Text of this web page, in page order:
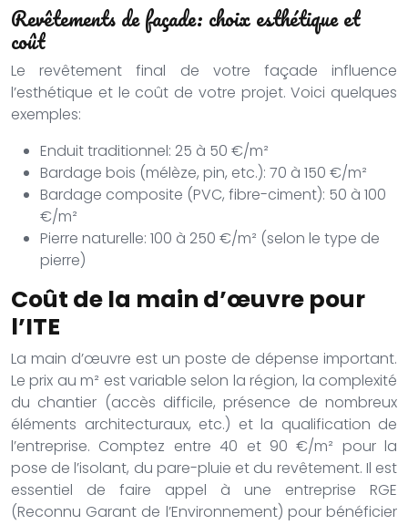
Revêtements de façade: choix esthétique et
coût
Le revêtement final de votre façade influence
l’esthétique et le coût de votre projet. Voici quelques
exemples:
Enduit traditionnel: 25 à 50 €/m²
Bardage bois (mélèze, pin, etc.): 70 à 150 €/m²
Bardage composite (PVC, fibre-ciment): 50 à 100
€/m²
Pierre naturelle: 100 à 250 €/m² (selon le type de
pierre)
Coût de la main d’œuvre pour
l’ITE
La main d’œuvre est un poste de dépense important.
Le prix au m² est variable selon la région, la complexité
du chantier (accès difficile, présence de nombreux
éléments architecturaux, etc.) et la qualification de
l’entreprise. Comptez entre 40 et 90 €/m² pour la
pose de l’isolant, du pare-pluie et du revêtement. Il est
essentiel de faire appel à une entreprise RGE
(Reconnu Garant de l’Environnement) pour bénéficier